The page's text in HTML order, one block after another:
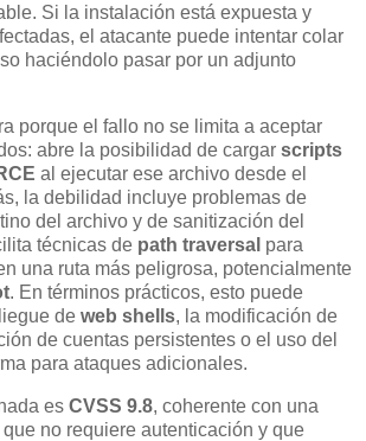
Si la instalación está expuesta y
el atacante puede intentar colar
haciéndolo pasar por un adjunto
porque el fallo no se limita a aceptar
abre la posibilidad de cargar scripts
al ejecutar ese archivo desde el
la debilidad incluye problemas de
del archivo y de sanitización del
técnicas de path traversal para
una ruta más peligrosa, potencialmente
. En términos prácticos, esto puede
de web shells, la modificación de
de cuentas persistentes o el uso del
para ataques adicionales.
es CVSS 9.8, coherente con una
no requiere autenticación y que